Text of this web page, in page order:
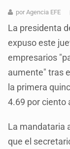
por Agencia EFE
La presidenta
expuso este
empresarios
aumente" tras
la primera
4.69 por ciento
La mandataria
que el